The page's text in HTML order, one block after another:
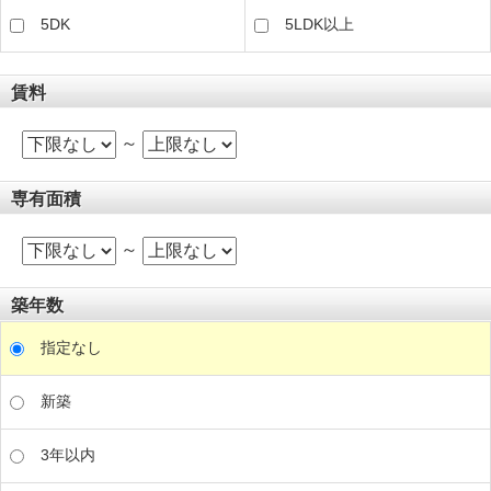
5DK 5LDK以上
賃料
～
専有面積
～
築年数
指定なし
新築
3年以内